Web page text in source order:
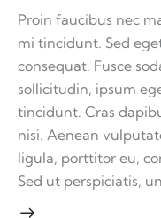
Proin faucibus nec
mi tincidunt. Sed
consequat. Fusce
sollicitudin, ipsum
tincidunt. Cras
nisi. Aenean
ligula, porttitor eu,
Sed ut perspiciatis,